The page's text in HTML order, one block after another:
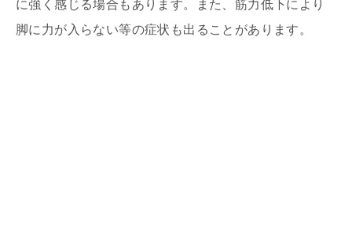
に強く感じる場合もあります。また、筋力低下により
脚に力が入らない等の症状も出ることがあります。